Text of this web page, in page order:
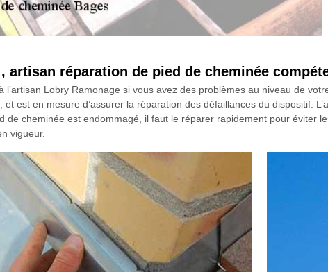
artisan réparation de pied de cheminée
l’artisan Lobry Ramonage si vous avez des problèmes au niveau de
et est en mesure d’assurer la réparation des défaillances du dispositif.
de cheminée est endommagé, il faut le réparer rapidement pour éviter
vigueur.